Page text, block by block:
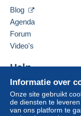
Informatie over
Onze site gebruikt
de diensten te
van ons platform te
Blog
Agenda
Forum
Video's
Help
Hulpcentrum
Kopen op Delcampe
Verkopen op